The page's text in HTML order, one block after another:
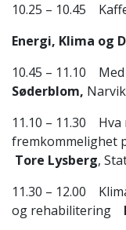
10.25 – 10.45
Energi, Klima og
10.45 – 11.10
Søderblom,
11.10 – 11.30
fremkommelighet
Tore Lysberg,
11.30 – 12.00
og rehabilitering